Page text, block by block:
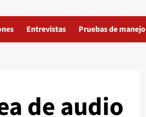
Entrevistas Pruebas de manejo
de audio